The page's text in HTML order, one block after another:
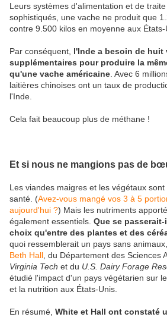
Leurs systèmes d'alimentation et de
sophistiqués, une vache ne produit que
contre 9.500 kilos en moyenne aux États-
Par conséquent, l'Inde a besoin de huit
supplémentaires pour produire la
qu'une vache américaine. Avec 6
laitières chinoises ont un taux de
l'Inde.
Cela fait beaucoup plus de méthane !
Et si nous ne mangions pas de
Les viandes maigres et les végétaux
santé. (Avez-vous mangé vos 3 à 5
aujourd'hui ?) Mais les nutriments
également essentiels. Que se
choix qu'entre des plantes et des
quoi ressemblerait un pays sans animaux,
Beth Hall , du Département des Sciences
Virginia Tech et du U.S. Dairy Forage
étudié l'impact d'un pays végétarien sur
et la nutrition aux États-Unis.
En résumé, White et Hall ont constaté